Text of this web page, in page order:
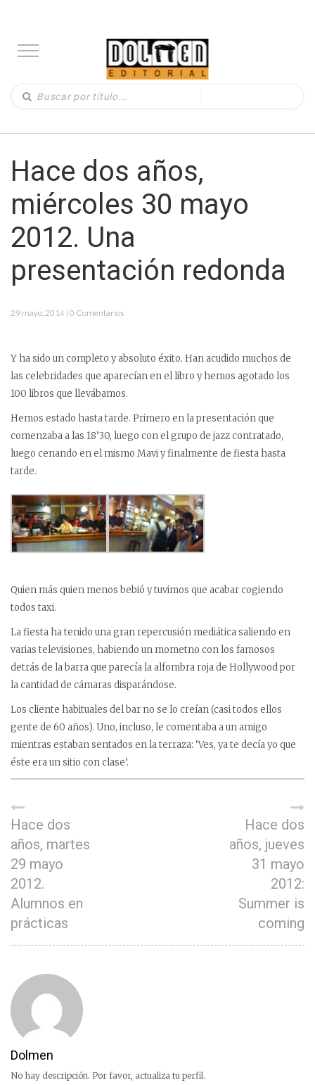
Hace dos años,
miércoles 30 mayo
2012. Una
presentación redonda
29 mayo, 2014 | 0 Comentarios
Y ha sido un completo y absoluto éxito. Han acudido muchos de
las celebridades que aparecían en el libro y hemos agotado los
100 libros que llevábamos.
Hemos estado hasta tarde. Primero en la presentación que
comenzaba a las 18’30, luego con el grupo de jazz contratado,
luego cenando en el mismo Mavi y finalmente de fiesta hasta
tarde.
Quien más quien menos bebió y tuvimos que acabar cogiendo
todos taxi.
La fiesta ha tenido una gran repercusión mediática saliendo en
varias televisiones, habiendo un mometno con los famosos
detrás de la barra que parecía la alfombra roja de Hollywood por
la cantidad de cámaras disparándose.
Los cliente habituales del bar no se lo creían (casi todos ellos
gente de 60 años). Uno, incluso, le comentaba a un amigo
mientras estaban sentados en la terraza: ‘Ves, ya te decía yo que
éste era un sitio con clase’.
Hace dos
años, martes
29 mayo
2012.
Alumnos en
prácticas
Hace dos
años, jueves
31 mayo
2012:
Summer is
coming
Dolmen
No hay descripción. Por favor, actualiza tu perfil.